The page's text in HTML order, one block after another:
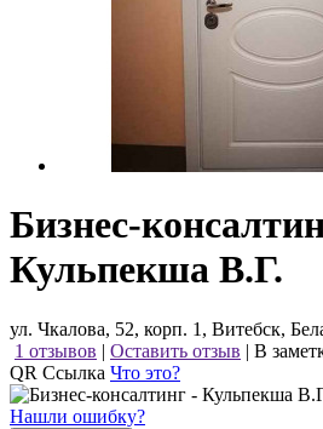
Бизнес-
Кульпекша В.Г.
ул. Чкалова, 52, корп. 1, Витебск,
1 отзывов | Оставить отзыв | В
QR Ссылка Что это?
Нашли ошибку?